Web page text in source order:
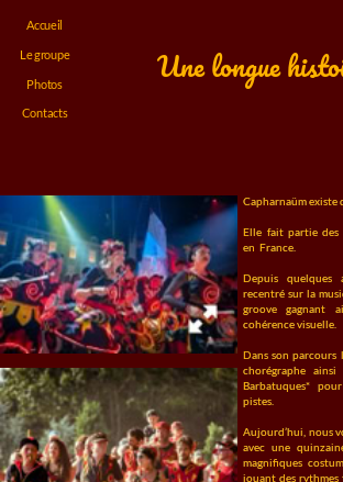
Photos
Contacts
Une longue histoire !
Depuis quelques années, Capharnaüm s’est
recentré sur la musique, le chant, la danse et le
groove gagnant ainsi en musicalité et en
Dans son parcours le groupe a fait appel à une
chorégraphe ainsi qu’à Marcelo Pretto des
Barbatuques* pour développer de nouvelles
pistes.
Aujourd’hui, nous vous proposons un spectacle
avec une quinzaine de percussionnistes aux
magnifiques costumes noirs, rouges et jaunes,
jouant des rythmes traditionnels brésiliens tels
que le Samba, le Samba Reggae, le Partido Alto,
l’Afôxé, le Maracatu, mais aussi des versions plus
groove et plus funky de certains de ces rythmes.
Ce qui a valu quelquefois à Capharnaüm le
surnom de batuk hip hop !
deviennent lumineux afin d’ajouter une
expérience visuelle plus chaleureuse.
Nous pouvons jouer en salle, ou à l’extérieur et
il est possible d’adapter la formule à vos besoins.
Ce site web utilise les cookies. Veuillez consulter notre politique de
confidentialité pour plus de détails.
Nécessaires
Refuser Tout accepter
Fonctionnels
Accepter la sélection
Préférences
Analytiques
Marketing